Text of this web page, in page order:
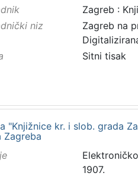
Zagreb :
niz
Zagreb na
Sitni tisak
"Knjižnice kr. i slob. grada
Zagreba
1907.